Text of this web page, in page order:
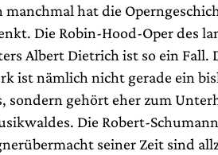
hat die
Die Robin-Hood-Oper des
Albert Dietrich ist so ein Fall.
ist nämlich nicht gerade ein
sondern gehört eher zum
Die Robert-
seiner Zeit sind